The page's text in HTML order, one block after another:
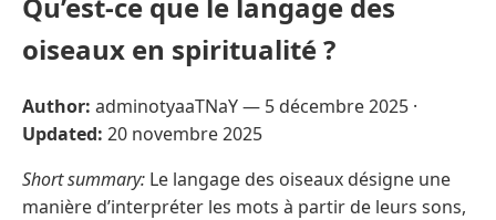
oiseaux en spiritualité ?
Author: adminotyaaTNaY — 5 décembre 2025 ·
Updated: 20 novembre 2025
Short summary: Le langage des oiseaux désigne une
manière d’interpréter les mots à partir de leurs sons,